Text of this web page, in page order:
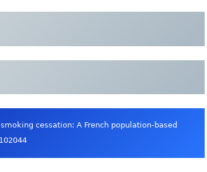
cessation: A French population-based